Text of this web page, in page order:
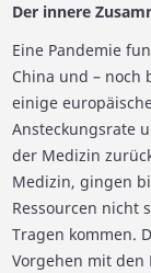
Der innere
Eine Pandemie
China und – noch
einige
Ansteckungsrate
der Medizin
Medizin, gingen
Ressourcen nicht
Tragen kommen.
Vorgehen mit den